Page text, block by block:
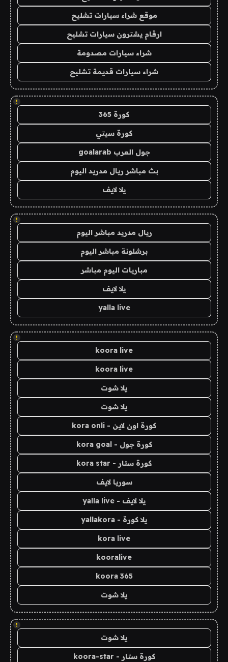
موقع شراء سيارات تشليح
ارقام يشترون سيارات تشليح
شراء سيارات مصدومة
شراء سيارات قديمة تشليح
!
كورة 365
كورة سيتي
جول العرب goalarab
بث مباشر ريال مدريد اليوم
يلا لايف
!
ريال مدريد مباشر اليوم
برشلونة مباشر اليوم
مباريات اليوم مباشر
يلا لايف
yalla live
!
koora live
koora live
يلا شوت
يلا شوت
كورة اون لاين - kora onli
كورة جول - kora goal
كورة ستار - kora star
سوريا لايف
يلا لايف - yalla live
يلا كورة - yallakora
kora live
kooralive
koora 365
يلا شوت
!
يلا شوت
كورة ستار - koora-star